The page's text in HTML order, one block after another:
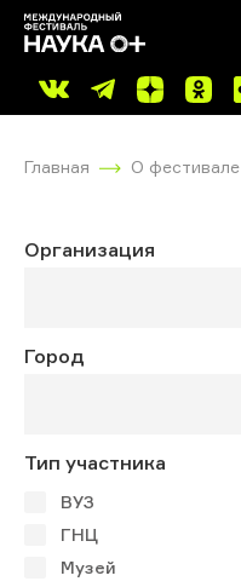
Главная О фестивале
Организация
Город
Тип участника
ВУЗ
ГНЦ
Музей